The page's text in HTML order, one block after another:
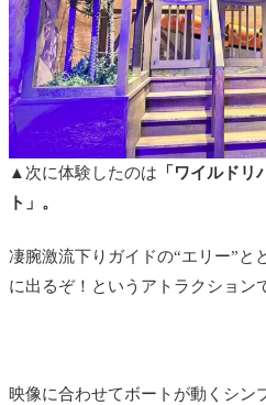
▲次に体験したのは 「ワイルド
ト」。
凄腕激流下りガイドの“エリー”と
に出るぞ！というアトラクション
映像に合わせてボートが動くシン